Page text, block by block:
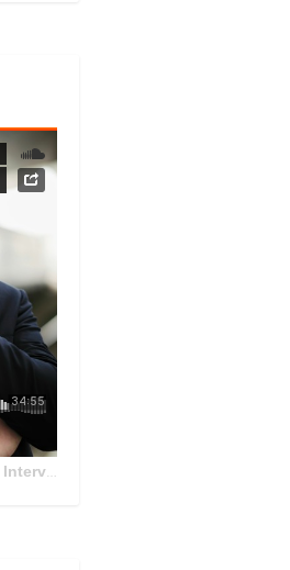
Interview Mit Andreas Matthä, CEO der ÖBB Holding